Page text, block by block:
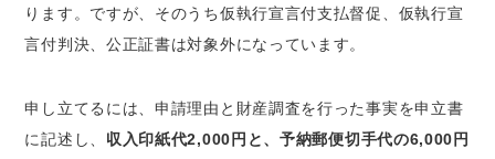
ります。ですが、そのうち仮執行宣言付支払督促、仮執行宣
言付判決、公正証書は対象外になっています。
申し立てるには、申請理由と財産調査を行った事実を申立書
に記述し、 収入印紙代2,000円と、予納郵便切手代の6,000円